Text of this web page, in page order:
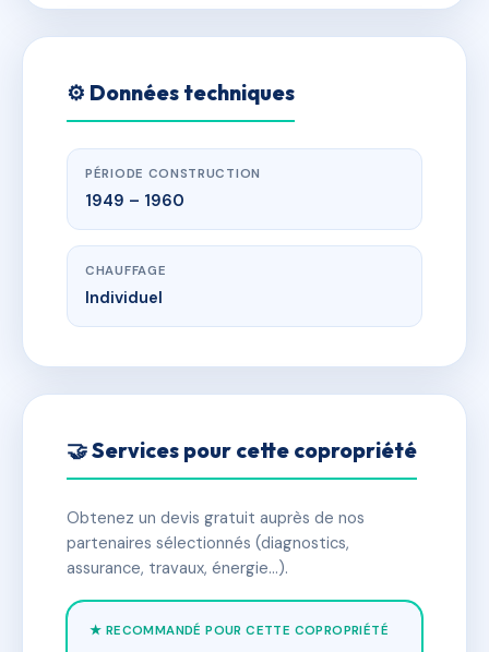
⚙️ Données techniques
PÉRIODE CONSTRUCTION
1949 – 1960
CHAUFFAGE
Individuel
🤝 Services pour cette copropriété
Obtenez un devis gratuit auprès de nos
partenaires sélectionnés (diagnostics,
assurance, travaux, énergie…).
★ RECOMMANDÉ POUR CETTE COPROPRIÉTÉ